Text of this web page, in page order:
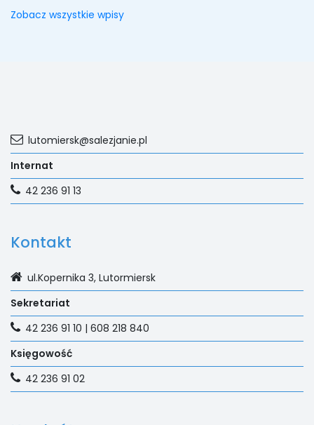
Zobacz wszystkie wpisy
Kontakt
ul.Kopernika 3, Lutormiersk
Sekretariat
42 236 91 10 | 608 218 840
Księgowość
42 236 91 02
lutomiersk@salezjanie.pl
Internat
42 236 91 13